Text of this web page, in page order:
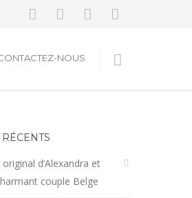
NOUS
d’Alexandra et
couple Belge